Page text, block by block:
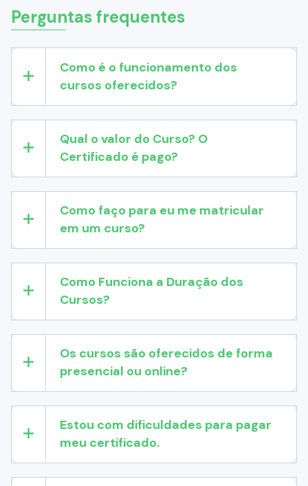
Perguntas frequentes
Como é o funcionamento dos
cursos oferecidos?
Qual o valor do Curso? O
Certificado é pago?
Como faço para eu me matricular
em um curso?
Como Funciona a Duração dos
Cursos?
Os cursos são oferecidos de forma
presencial ou online?
Estou com dificuldades para pagar
meu certificado.